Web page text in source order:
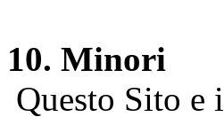
10. Minori
Questo Sito e